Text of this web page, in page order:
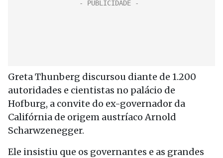
Greta Thunberg discursou diante de 1.200
autoridades e cientistas no palácio de
Hofburg, a convite do ex-governador da
Califórnia de origem austríaco Arnold
Scharwzenegger.
Ele insistiu que os governantes e as grandes